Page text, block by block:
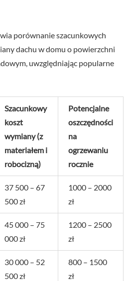
porównanie szacunkowych
dachu w domu o powierzchni
uwzględniając popularne
Szacunkowy
koszt
wymiany (z
materiałem i
robocizną)
Potencjalne
oszczędności
na
ogrzewaniu
rocznie
37 500 – 67
500 zł
1000 – 2000
zł
45 000 – 75
000 zł
1200 – 2500
zł
30 000 – 52
500 zł
800 – 1500
zł